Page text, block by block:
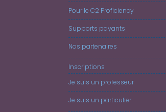
Pour le C2 Proficiency
Supports payants
Nos partenaires
Inscriptions
Je suis un professeur
Je suis un particulier